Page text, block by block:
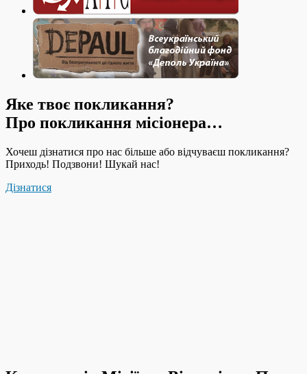
Яке твоє покликання?
Про покликання місіонера…
Хочеш дізнатися про нас більше або відчуваєш покликання?
Приходь! Подзвони! Шукай нас!
Дізнатися